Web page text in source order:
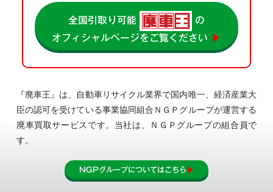
全国引取り可能
の
オフィシャルページをご覧ください
▶
『廃車王』は、自動車リサイクル業界で国内唯一、経済産業大
臣の認可を受けている事業協同組合 ＮＧＰグループが運営する
廃車買取サービスです。当社は、ＮＧＰグループの組合員で
す。
NGPグループについてはこちら ▶